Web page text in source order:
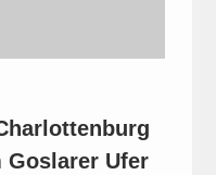
Goslarer Ufer